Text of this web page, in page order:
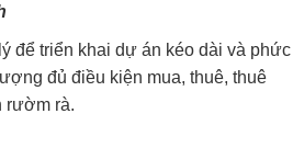
để triển khai dự án kéo dài và phức
đủ điều kiện mua, thuê, thuê
rườm rà.